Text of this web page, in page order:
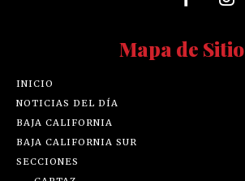
Mapa de Sitio
INICIO
NOTICIAS DEL DÍA
BAJA CALIFORNIA
BAJA CALIFORNIA SUR
SECCIONES